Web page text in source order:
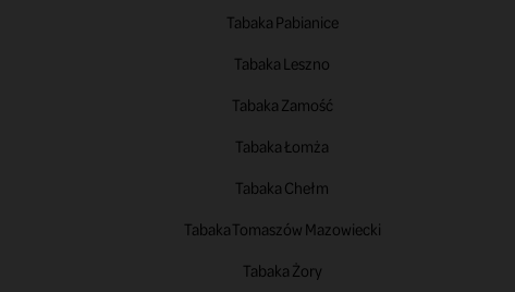
Tabaka Pabianice
Tabaka Leszno
Tabaka Zamość
Tabaka Łomża
Tabaka Chełm
Tabaka Tomaszów Mazowiecki
Tabaka Żory